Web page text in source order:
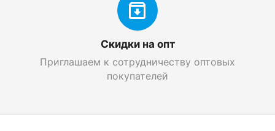
Скидки на опт
Приглашаем к сотрудничеству оптовых
покупателей